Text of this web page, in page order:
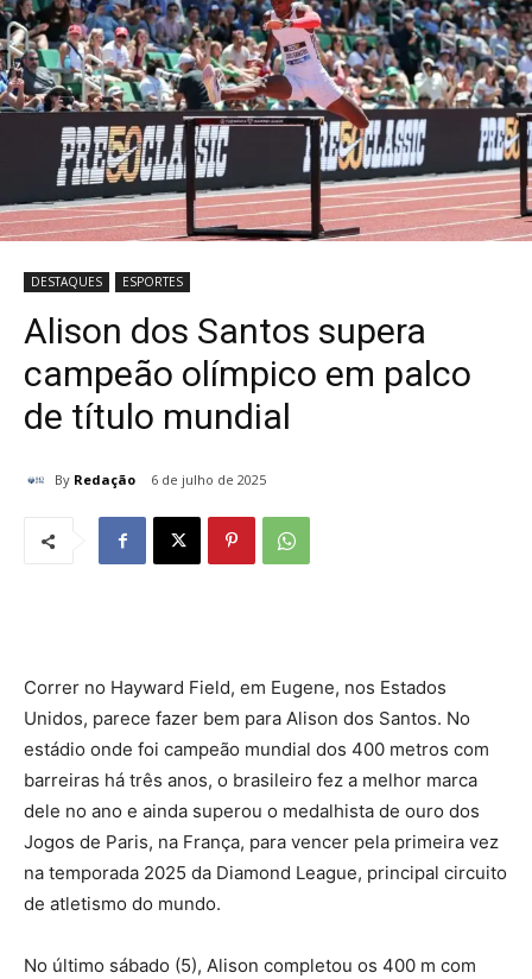
DESTAQUES ESPORTES
Alison dos Santos supera
campeão olímpico em palco
de título mundial
By Redação 6 de julho de 2025
Correr no Hayward Field, em Eugene, nos Estados
Unidos, parece fazer bem para Alison dos Santos. No
estádio onde foi campeão mundial dos 400 metros com
barreiras há três anos, o brasileiro fez a melhor marca
dele no ano e ainda superou o medalhista de ouro dos
Jogos de Paris, na França, para vencer pela primeira vez
na temporada 2025 da Diamond League, principal circuito
de atletismo do mundo.
No último sábado (5), Alison completou os 400 m com